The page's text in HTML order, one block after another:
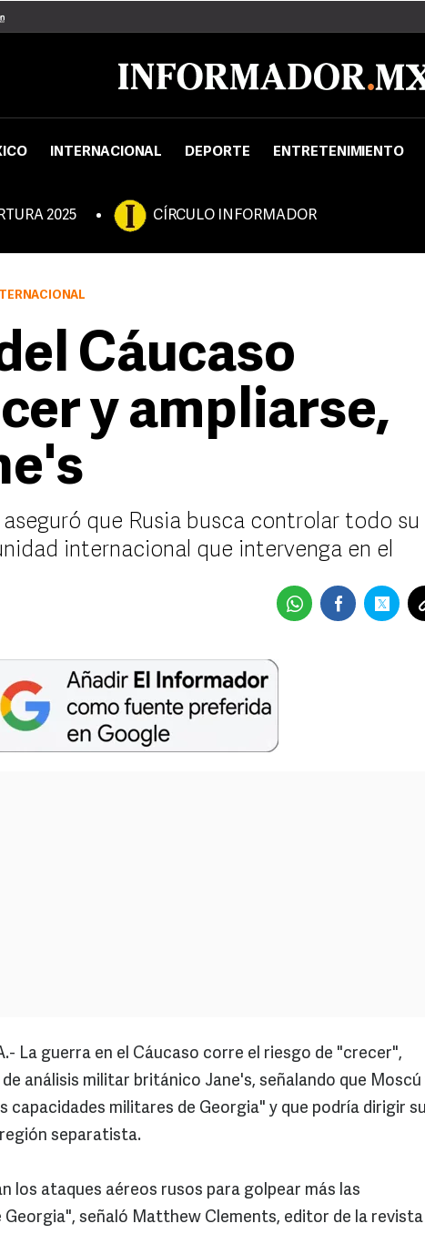
INTERNACIONAL DEPORTE ENTRETENIMIENTO
2025 CÍRCULO INFORMADOR
Cáucaso
y ampliarse,
que Rusia busca controlar todo su
internacional que intervenga en el
La guerra en el Cáucaso corre el riesgo de "crecer",
análisis militar británico Jane's, señalando que Moscú
capacidades militares de Georgia" y que podría dirigir su
separatista.
los ataques aéreos rusos para golpear más las
Georgia", señaló Matthew Clements, editor de la revista